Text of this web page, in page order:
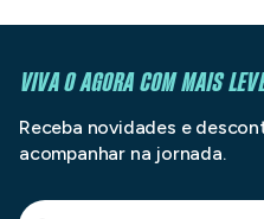
VIVA O AGORA COM MAIS
Receba novidades e
acompanhar na jornada.